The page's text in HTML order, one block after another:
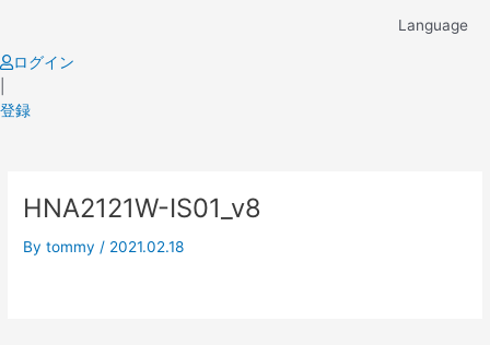
content
Language
ログイン
登録
HNA2121W-IS01_v8
Bytommy / 2021.02.18
navigation